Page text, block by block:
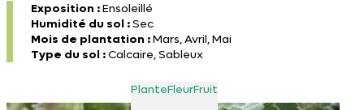
Exposition :Ensoleillé
Humidité du sol :Sec
Mois de plantation :Mars, Avril, Mai
Type du sol :Calcaire, Sableux
PlanteFleurFruit